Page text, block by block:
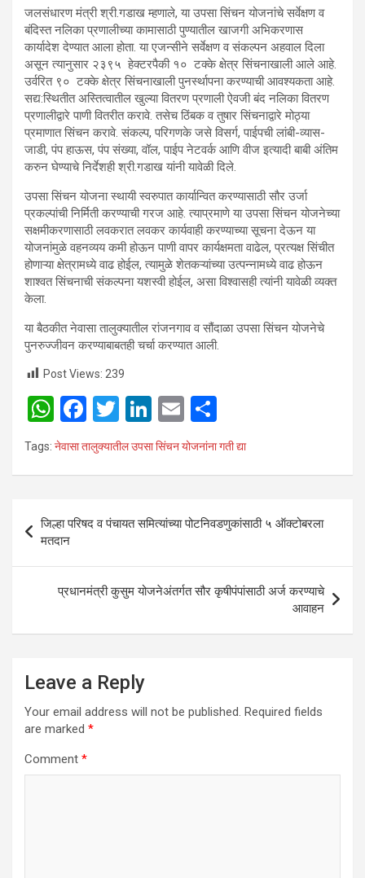
जलसंधारण मंत्री श्री.गडाख म्हणाले, या उपसा सिंचन योजनांचे सर्वेक्षण व
बंदिस्त नलिका प्रणालीच्या कामासाठी पुण्यातील खाजगी अभिकरणास
कार्यादेश देण्यात आला होता. या एजन्सीने सर्वेक्षण व संकल्पन अहवाल दिला
असून त्यानुसार २३९५ हेक्टरपैकी १० टक्के क्षेत्र सिंचनाखाली आले आहे.
उर्वरित ९० टक्के क्षेत्र सिंचनाखाली पुनर्स्थापना करण्याची आवश्यकता आहे.
सद्य:स्थितीत अस्तित्वातील खुल्या वितरण प्रणाली ऐवजी बंद नलिका वितरण
प्रणालीद्वारे पाणी वितरीत करावे. तसेच ठिंबक व तुषार सिंचनाद्वारे मोठ्या
प्रमाणात सिंचन करावे. संकल्प, परिगणके जसे विसर्ग, पाईपची लांबी-व्यास-
जाडी, पंप हाऊस, पंप संख्या, वॉल, पाईप नेटवर्क आणि वीज इत्यादी बाबी अंतिम
करुन घेण्याचे निर्देशही श्री.गडाख यांनी यावेळी दिले.
उपसा सिंचन योजना स्थायी स्वरुपात कार्यान्वित करण्यासाठी सौर उर्जा
प्रकल्पांची निर्मिती करण्याची गरज आहे. त्याप्रमाणे या उपसा सिंचन योजनेच्या
सक्षमीकरणासाठी लवकरात लवकर कार्यवाही करण्याच्या सूचना देऊन या
योजनांमुळे वहनव्यय कमी होऊन पाणी वापर कार्यक्षमता वाढेल, प्रत्यक्ष सिंचीत
होणाऱ्या क्षेत्रामध्ये वाढ होईल, त्यामुळे शेतकऱ्यांच्या उत्पन्नामध्ये वाढ होऊन
शाश्वत सिंचनाची संकल्पना यशस्वी होईल, असा विश्वासही त्यांनी यावेळी व्यक्त
केला.
या बैठकीत नेवासा तालुक्यातील रांजनगाव व सौंदाळा उपसा सिंचन योजनेचे
पुनरुज्जीवन करण्याबाबतही चर्चा करण्यात आली.
Post Views: 239
W
h
A
p
p
F
a
ce
o
k
T
wi
Li
n
n
E
m h
Tags: नेवासा तालुक्यातील उपसा सिंचन योजनांना गती द्या
Post
navigation
जिल्हा परिषद व पंचायत समित्यांच्या पोटनिवडणुकांसाठी ५ ऑक्टोबरला
मतदान
प्रधानमंत्री कुसुम योजनेअंतर्गत सौर कृषीपंपांसाठी अर्ज करण्याचे
आवाहन
Leave a Reply
Your email address will not be published. Required fields
are marked *
Comment *